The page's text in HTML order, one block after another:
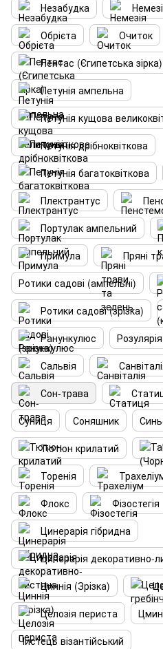
Незабудка
Обрієта
Очиток
Пентас (Єгипетська зірка)
Петунія ампельна
Петунія кущова
Петунія дрібноквіткова
Петунія багатоквіткова
Плектрантус
Портулак ампельний
Примула
Пряні
Ротики садові (ампельні)
Ротики садові (зрізка)
Ранункулюс
Розулярія
Сальвія
Сон-трава
Суниця
Соняшник
Тютюн крилатий
Торенія
Флокс
Фізостегія
Цинерарія гібридна
Цинерарія декоративно-
Циннія (Зрізка)
Целозія периста
Цмин
Чистець візантійський